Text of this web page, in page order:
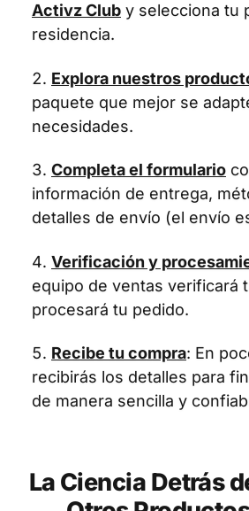
Activz Club y selecciona tu
residencia.
Explora nuestros
paquete que mejor se
necesidades.
Completa el formulario
información de entrega,
detalles de envío (el envío
Verificación y
equipo de ventas verificará
procesará tu pedido.
Recibe tu compra: En
recibirás los detalles para
de manera sencilla y
La Ciencia Detrás